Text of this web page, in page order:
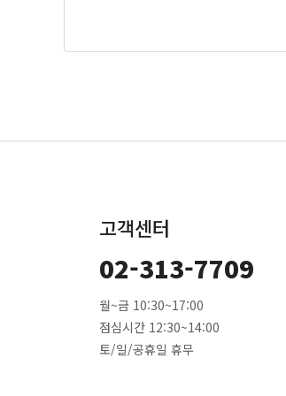
고객센터
02-313-7709
월~금 10:30~17:00
점심시간 12:30~14:00
토/일/공휴일 휴무